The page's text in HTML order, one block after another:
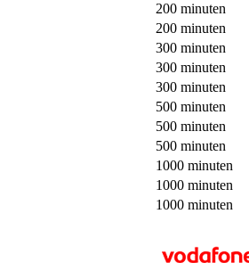
200 minuten
200 minuten
300 minuten
300 minuten
300 minuten
500 minuten
500 minuten
500 minuten
1000 minuten
1000 minuten
1000 minuten